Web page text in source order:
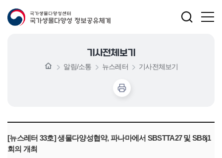
기사전체보기
알림/소통 뉴스레터 기사전체보기
[뉴스레터 33호] 생물다양성협약, 파나마에서 SBSTTA27 및 SB8j1
회의 개최